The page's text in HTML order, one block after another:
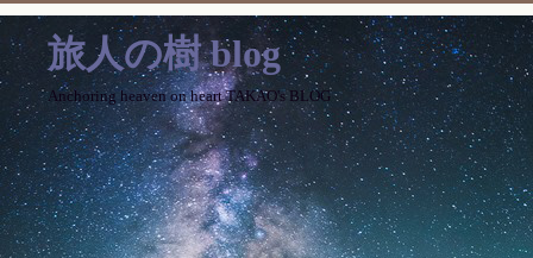
旅人の樹 blog
Anchoring heaven on heart TAKAO's BLOG